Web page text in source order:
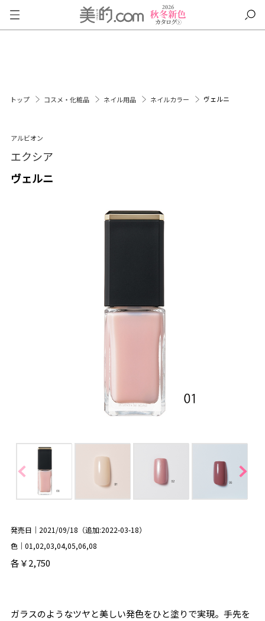
トップ コスメ・化粧品 ネイル用品 ネイルカラー ヴェルニ
アルビオン
エクシア
ヴェルニ
発売日｜2021/09/18（追加:2022-03-18）
色｜01,02,03,04,05,06,08
各￥2,750
ガラスのようなツヤと美しい発色をひと塗りで実現。手先を